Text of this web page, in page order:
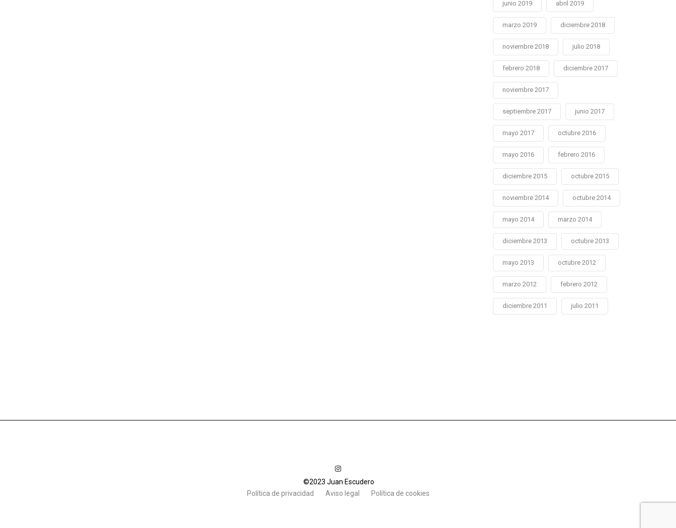
junio 2019 abril 2019
marzo 2019 diciembre 2018
noviembre 2018 julio 2018
febrero 2018 diciembre 2017
noviembre 2017
septiembre 2017 junio 2017
mayo 2017 octubre 2016
mayo 2016 febrero 2016
diciembre 2015 octubre 2015
noviembre 2014 octubre 2014
mayo 2014 marzo 2014
diciembre 2013 octubre 2013
mayo 2013 octubre 2012
marzo 2012 febrero 2012
diciembre 2011 julio 2011
©2023 Juan Escudero
Política de privacidad
Aviso legal Política de cookies